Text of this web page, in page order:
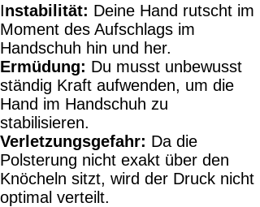
Instabilität: Deine Hand rutscht im
Moment des Aufschlags im
Handschuh hin und her.
Ermüdung: Du musst unbewusst
ständig Kraft aufwenden, um die
Hand im Handschuh zu
stabilisieren.
Verletzungsgefahr: Da die
Polsterung nicht exakt über den
Knöcheln sitzt, wird der Druck nicht
optimal verteilt.